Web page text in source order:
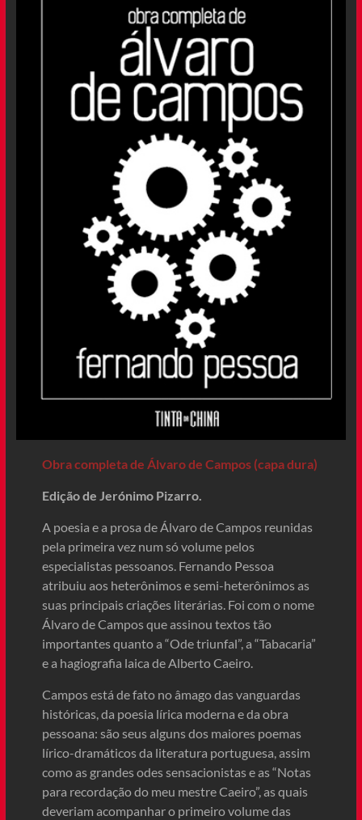
Obra completa de Álvaro de Campos (capa dura)
Edição de Jerónimo Pizarro.
A poesia e a prosa de Álvaro de Campos reunidas
pela primeira vez num só volume pelos
especialistas pessoanos. Fernando Pessoa
atribuiu aos heterônimos e semi-heterônimos as
suas principais criações literárias. Foi com o nome
Álvaro de Campos que assinou textos tão
importantes quanto a “Ode triunfal”, a “Tabacaria”
e a hagiografia laica de Alberto Caeiro.
Campos está de fato no âmago das vanguardas
históricas, da poesia lírica moderna e da obra
pessoana: são seus alguns dos maiores poemas
lírico-dramáticos da literatura portuguesa, assim
como as grandes odes sensacionistas e as “Notas
para recordação do meu mestre Caeiro”, as quais
deveriam acompanhar o primeiro volume das